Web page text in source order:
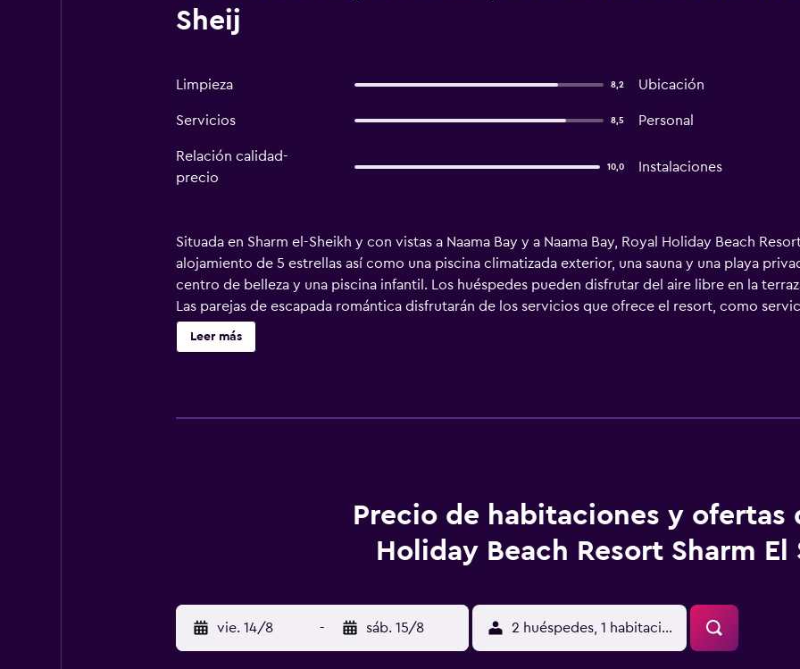
Sheij
Limpieza 8,2 Ubicación
Servicios 8,5 Personal
Relación calidad-
precio
10,0 Instalaciones
Situada en Sharm el-Sheikh y con vistas a Naama Bay y a Naama Bay, Royal Holiday Beach
alojamiento de 5 estrellas así como una piscina climatizada exterior, una sauna y una playa
centro de belleza y una piscina infantil. Los huéspedes pueden disfrutar del aire libre en la
Las parejas de escapada romántica disfrutarán de los servicios que ofrece el resort, como
del resort ofrecen un entorno elegante donde relajarse, con multitud de comodidades e
cuarto de baño que incluye un secador de pelo y una ducha. El restaurante Royal Holiday Beach
Leer más
Precio de habitaciones y ofertas
Holiday Beach Resort Sharm El
vie. 14/8 - sáb. 15/8 2 huéspedes, 1 habitación